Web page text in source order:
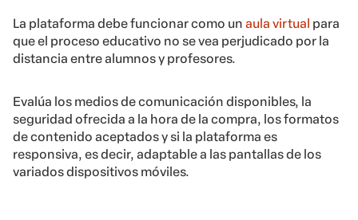
La plataforma debe funcionar como un aula virtual para
que el proceso educativo no se vea perjudicado por la
distancia entre alumnos y profesores.
Evalúa los medios de comunicación disponibles, la
seguridad ofrecida a la hora de la compra, los formatos
de contenido aceptados y si la plataforma es
responsiva, es decir, adaptable a las pantallas de los
variados dispositivos móviles.